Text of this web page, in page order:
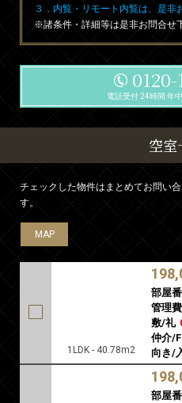
３．内覧・リモート内覧は、是非
※諸条件・詳細等は是非お問合せ
電話受付 24時間 年
空室
チェックした物件はまとめてお問い
す。
MAP
1LDK - 40.78m2
部屋
管理費
敷/礼
仲介/
向き/
MAP
部屋
MAP